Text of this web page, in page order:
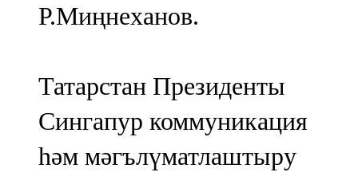
Р.Миңнеханов.
Татарстан Президенты
Сингапур коммуникация
һәм мәгълүматлаштыру